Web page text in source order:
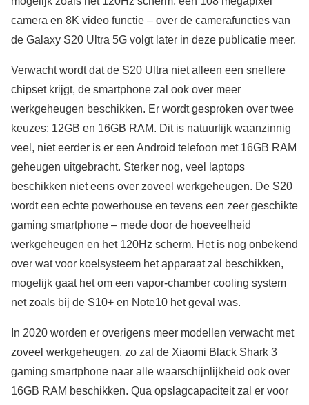
camera en 8K video functie – over de camerafuncties van
de Galaxy S20 Ultra 5G volgt later in deze publicatie meer.
Verwacht wordt dat de S20 Ultra niet alleen een snellere
chipset krijgt, de smartphone zal ook over meer
werkgeheugen beschikken. Er wordt gesproken over twee
keuzes: 12GB en 16GB RAM. Dit is natuurlijk waanzinnig
veel, niet eerder is er een Android telefoon met 16GB RAM
geheugen uitgebracht. Sterker nog, veel laptops
beschikken niet eens over zoveel werkgeheugen. De S20
wordt een echte powerhouse en tevens een zeer geschikte
gaming smartphone – mede door de hoeveelheid
werkgeheugen en het 120Hz scherm. Het is nog onbekend
over wat voor koelsysteem het apparaat zal beschikken,
mogelijk gaat het om een vapor-chamber cooling system
net zoals bij de S10+ en Note10 het geval was.
In 2020 worden er overigens meer modellen verwacht met
zoveel werkgeheugen, zo zal de Xiaomi Black Shark 3
gaming smartphone naar alle waarschijnlijkheid ook over
16GB RAM beschikken. Qua opslagcapaciteit zal er voor